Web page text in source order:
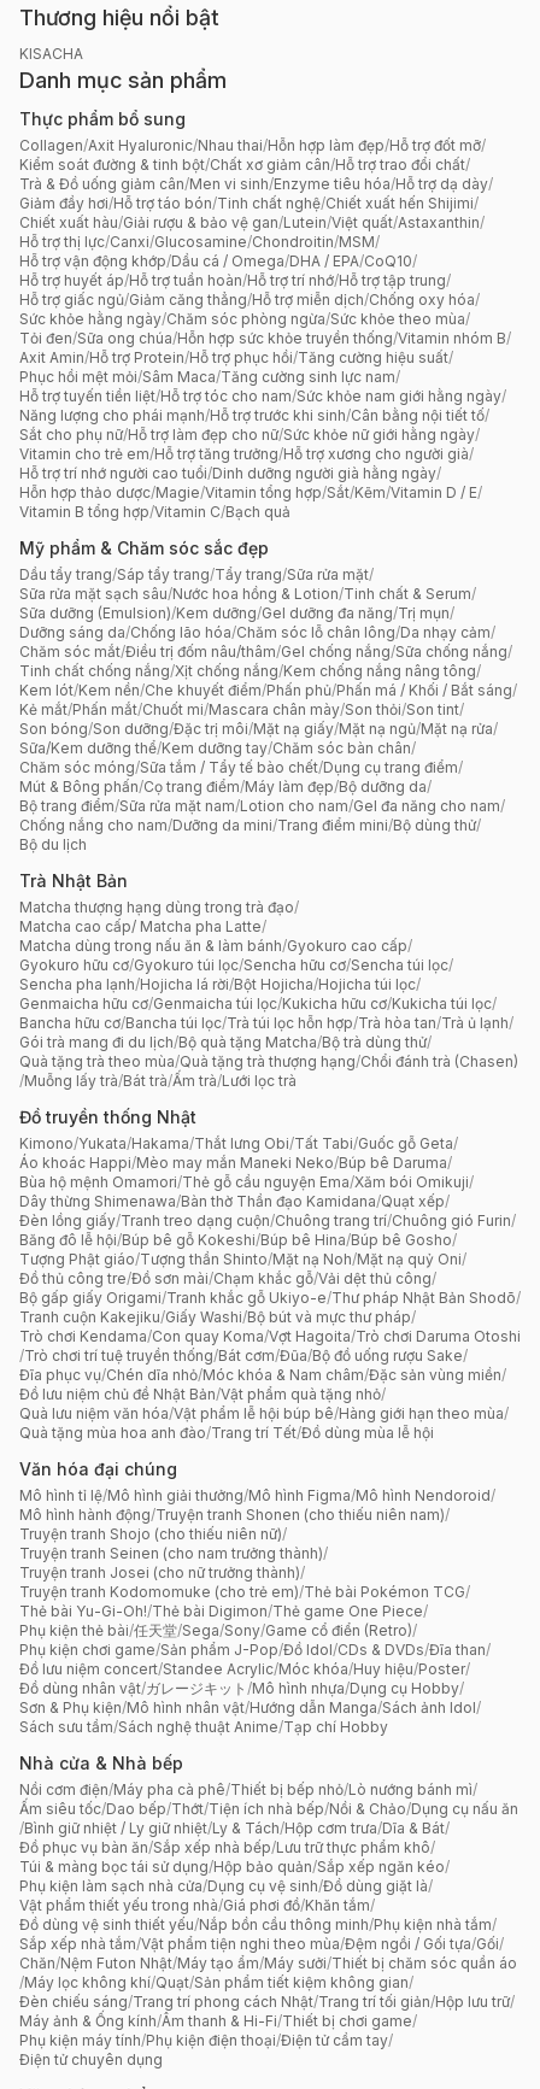
Thương hiệu nổi bật
KISACHA
Danh mục sản phẩm
Thực phẩm bổ sung
Collagen/Axit Hyaluronic/Nhau thai/Hỗn hợp làm đẹp/Hỗ trợ đốt mỡ/
Kiểm soát đường & tinh bột/Chất xơ giảm cân/Hỗ trợ trao đổi chất/
Trà & Đồ uống giảm cân/Men vi sinh/Enzyme tiêu hóa/Hỗ trợ dạ dày/
Giảm đầy hơi/Hỗ trợ táo bón/Tinh chất nghệ/Chiết xuất hến Shijimi/
Chiết xuất hàu/Giải rượu & bảo vệ gan/Lutein/Việt quất/Astaxanthin/
Hỗ trợ thị lực/Canxi/Glucosamine/Chondroitin/MSM/
Hỗ trợ vận động khớp/Dầu cá / Omega/DHA / EPA/CoQ10/
Hỗ trợ huyết áp/Hỗ trợ tuần hoàn/Hỗ trợ trí nhớ/Hỗ trợ tập trung/
Hỗ trợ giấc ngủ/Giảm căng thẳng/Hỗ trợ miễn dịch/Chống oxy hóa/
Sức khỏe hằng ngày/Chăm sóc phòng ngừa/Sức khỏe theo mùa/
Tỏi đen/Sữa ong chúa/Hỗn hợp sức khỏe truyền thống/Vitamin nhóm B/
Axit Amin/Hỗ trợ Protein/Hỗ trợ phục hồi/Tăng cường hiệu suất/
Phục hồi mệt mỏi/Sâm Maca/Tăng cường sinh lực nam/
Hỗ trợ tuyến tiền liệt/Hỗ trợ tóc cho nam/Sức khỏe nam giới hằng ngày/
Năng lượng cho phái mạnh/Hỗ trợ trước khi sinh/Cân bằng nội tiết tố/
Sắt cho phụ nữ/Hỗ trợ làm đẹp cho nữ/Sức khỏe nữ giới hằng ngày/
Vitamin cho trẻ em/Hỗ trợ tăng trưởng/Hỗ trợ xương cho người già/
Hỗ trợ trí nhớ người cao tuổi/Dinh dưỡng người già hằng ngày/
Hỗn hợp thảo dược/Magie/Vitamin tổng hợp/Sắt/Kẽm/Vitamin D / E/
Vitamin B tổng hợp/Vitamin C/Bạch quả
Mỹ phẩm & Chăm sóc sắc đẹp
Dầu tẩy trang/Sáp tẩy trang/Tẩy trang/Sữa rửa mặt/
Sữa rửa mặt sạch sâu/Nước hoa hồng & Lotion/Tinh chất & Serum/
Sữa dưỡng (Emulsion)/Kem dưỡng/Gel dưỡng đa năng/Trị mụn/
Dưỡng sáng da/Chống lão hóa/Chăm sóc lỗ chân lông/Da nhạy cảm/
Chăm sóc mắt/Điều trị đốm nâu/thâm/Gel chống nắng/Sữa chống nắng/
Tinh chất chống nắng/Xịt chống nắng/Kem chống nắng nâng tông/
Kem lót/Kem nền/Che khuyết điểm/Phấn phủ/Phấn má / Khối / Bắt sáng/
Kẻ mắt/Phấn mắt/Chuốt mi/Mascara chân mày/Son thỏi/Son tint/
Son bóng/Son dưỡng/Đặc trị môi/Mặt nạ giấy/Mặt nạ ngủ/Mặt nạ rửa/
Sữa/Kem dưỡng thể/Kem dưỡng tay/Chăm sóc bàn chân/
Chăm sóc móng/Sữa tắm / Tẩy tế bào chết/Dụng cụ trang điểm/
Mút & Bông phấn/Cọ trang điểm/Máy làm đẹp/Bộ dưỡng da/
Bộ trang điểm/Sữa rửa mặt nam/Lotion cho nam/Gel đa năng cho nam/
Chống nắng cho nam/Dưỡng da mini/Trang điểm mini/Bộ dùng thử/
Bộ du lịch
Trà Nhật Bản
Matcha thượng hạng dùng trong trà đạo/
Matcha cao cấp/ Matcha pha Latte/
Matcha dùng trong nấu ăn & làm bánh/Gyokuro cao cấp/
Gyokuro hữu cơ/Gyokuro túi lọc/Sencha hữu cơ/Sencha túi lọc/
Sencha pha lạnh/Hojicha lá rời/Bột Hojicha/Hojicha túi lọc/
Genmaicha hữu cơ/Genmaicha túi lọc/Kukicha hữu cơ/Kukicha túi lọc/
Bancha hữu cơ/Bancha túi lọc/Trà túi lọc hỗn hợp/Trà hòa tan/Trà ủ lạnh/
Gói trà mang đi du lịch/Bộ quà tặng Matcha/Bộ trà dùng thử/
Quà tặng trà theo mùa/Quà tặng trà thượng hạng/Chổi đánh trà (Chasen)
/Muỗng lấy trà/Bát trà/Ấm trà/Lưới lọc trà
Đồ truyền thống Nhật
Kimono/Yukata/Hakama/Thắt lưng Obi/Tất Tabi/Guốc gỗ Geta/
Áo khoác Happi/Mèo may mắn Maneki Neko/Búp bê Daruma/
Bùa hộ mệnh Omamori/Thẻ gỗ cầu nguyện Ema/Xăm bói Omikuji/
Dây thừng Shimenawa/Bàn thờ Thần đạo Kamidana/Quạt xếp/
Đèn lồng giấy/Tranh treo dạng cuộn/Chuông trang trí/Chuông gió Furin/
Băng đô lễ hội/Búp bê gỗ Kokeshi/Búp bê Hina/Búp bê Gosho/
Tượng Phật giáo/Tượng thần Shinto/Mặt nạ Noh/Mặt nạ quỷ Oni/
Đồ thủ công tre/Đồ sơn mài/Chạm khắc gỗ/Vải dệt thủ công/
Bộ gấp giấy Origami/Tranh khắc gỗ Ukiyo-e/Thư pháp Nhật Bản Shodō/
Tranh cuộn Kakejiku/Giấy Washi/Bộ bút và mực thư pháp/
Trò chơi Kendama/Con quay Koma/Vợt Hagoita/Trò chơi Daruma Otoshi
/Trò chơi trí tuệ truyền thống/Bát cơm/Đũa/Bộ đồ uống rượu Sake/
Đĩa phục vụ/Chén dĩa nhỏ/Móc khóa & Nam châm/Đặc sản vùng miền/
Đồ lưu niệm chủ đề Nhật Bản/Vật phẩm quà tặng nhỏ/
Quà lưu niệm văn hóa/Vật phẩm lễ hội búp bê/Hàng giới hạn theo mùa/
Quà tặng mùa hoa anh đào/Trang trí Tết/Đồ dùng mùa lễ hội
Văn hóa đại chúng
Mô hình tỉ lệ/Mô hình giải thưởng/Mô hình Figma/Mô hình Nendoroid/
Mô hình hành động/Truyện tranh Shonen (cho thiếu niên nam)/
Truyện tranh Shojo (cho thiếu niên nữ)/
Truyện tranh Seinen (cho nam trưởng thành)/
Truyện tranh Josei (cho nữ trưởng thành)/
Truyện tranh Kodomomuke (cho trẻ em)/Thẻ bài Pokémon TCG/
Thẻ bài Yu-Gi-Oh!/Thẻ bài Digimon/Thẻ game One Piece/
Phụ kiện thẻ bài/任天堂/Sega/Sony/Game cổ điển (Retro)/
Phụ kiện chơi game/Sản phẩm J-Pop/Đồ Idol/CDs & DVDs/Đĩa than/
Đồ lưu niệm concert/Standee Acrylic/Móc khóa/Huy hiệu/Poster/
Đồ dùng nhân vật/ガレージキット /Mô hình nhựa/Dụng cụ Hobby/
Sơn & Phụ kiện/Mô hình nhân vật/Hướng dẫn Manga/Sách ảnh Idol/
Sách sưu tầm/Sách nghệ thuật Anime/Tạp chí Hobby
Nhà cửa & Nhà bếp
Nồi cơm điện/Máy pha cà phê/Thiết bị bếp nhỏ/Lò nướng bánh mì/
Ấm siêu tốc/Dao bếp/Thớt/Tiện ích nhà bếp/Nồi & Chảo/Dụng cụ nấu ăn
/Bình giữ nhiệt / Ly giữ nhiệt/Ly & Tách/Hộp cơm trưa/Dĩa & Bát/
Đồ phục vụ bàn ăn/Sắp xếp nhà bếp/Lưu trữ thực phẩm khô/
Túi & màng bọc tái sử dụng/Hộp bảo quản/Sắp xếp ngăn kéo/
Phụ kiện làm sạch nhà cửa/Dụng cụ vệ sinh/Đồ dùng giặt là/
Vật phẩm thiết yếu trong nhà/Giá phơi đồ/Khăn tắm/
Đồ dùng vệ sinh thiết yếu/Nắp bồn cầu thông minh/Phụ kiện nhà tắm/
Sắp xếp nhà tắm/Vật phẩm tiện nghi theo mùa/Đệm ngồi / Gối tựa/Gối/
Chăn/Nệm Futon Nhật/Máy tạo ẩm/Máy sưởi/Thiết bị chăm sóc quần áo
/Máy lọc không khí/Quạt/Sản phẩm tiết kiệm không gian/
Đèn chiếu sáng/Trang trí phong cách Nhật/Trang trí tối giản/Hộp lưu trữ/
Máy ảnh & Ống kính/Âm thanh & Hi-Fi/Thiết bị chơi game/
Phụ kiện máy tính/Phụ kiện điện thoại/Điện tử cầm tay/
Điện tử chuyên dụng